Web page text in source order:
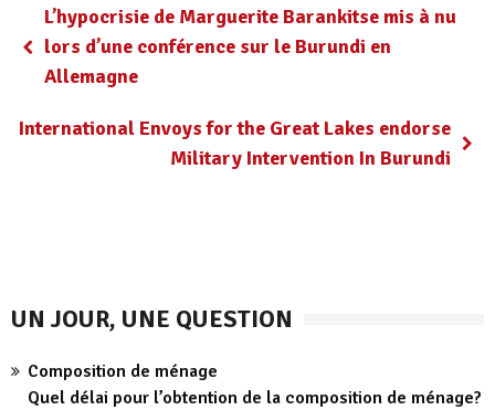
L’hypocrisie de Marguerite Barankitse mis à nu
lors d’une conférence sur le Burundi en
Allemagne
International Envoys for the Great Lakes endorse
Military Intervention In Burundi
UN JOUR, UNE QUESTION
Composition de ménage
Quel délai pour l’obtention de la composition de ménage?